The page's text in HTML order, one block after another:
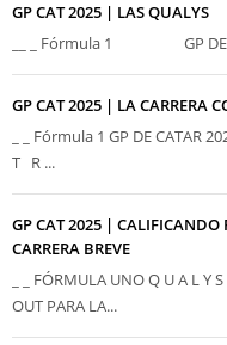
GP CAT 2025 | LAS QUALYS
__ _ Fórmula 1 GP DE
GP CAT 2025 | LA CARRERA
_ _ Fórmula 1 GP DE CATAR
T R ...
GP CAT 2025 | CALIFICANDO
CARRERA BREVE
_ _ FÓRMULA UNO Q U A L Y
OUT PARA LA...